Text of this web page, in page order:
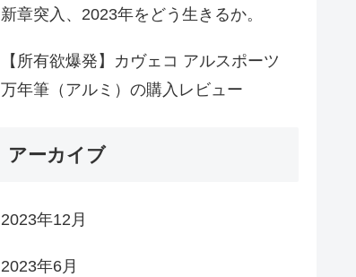
新章突入、2023年をどう生きるか。
【所有欲爆発】カヴェコ アルスポーツ
万年筆（アルミ）の購入レビュー
アーカイブ
2023年12月
2023年6月